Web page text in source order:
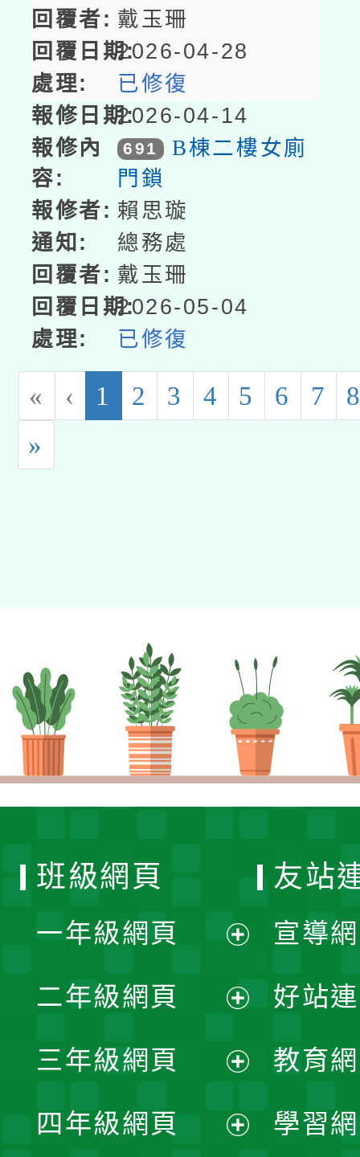
戴玉珊
2026-04-28
已修復
2026-04-14
691
B棟二樓女廁
門鎖
賴思璇
總務處
戴玉珊
2026-05-04
已修復
« ‹ 1 (current)
2 3 4 5 6 7
»
班級網頁
一年級網頁
開
選
單
二年級網頁
開
選
三年級網頁
開
四年級網頁
友站
宣導
好站
教育
學習